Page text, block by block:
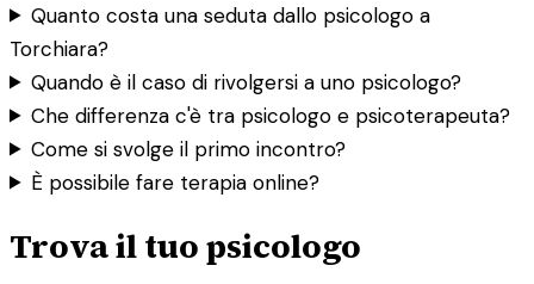
Quanto costa una seduta dallo psicologo a
Torchiara?
Quando è il caso di rivolgersi a uno psicologo?
Che differenza c'è tra psicologo e psicoterapeuta?
Come si svolge il primo incontro?
È possibile fare terapia online?
Trova il tuo psicologo